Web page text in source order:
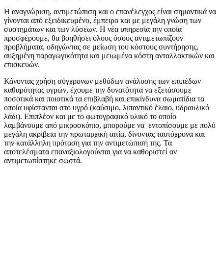
Η αναγνώριση, αντιμετώπιση και ο επανέλεγχος είναι σημαντικά να
γίνονται από εξειδικευμένο, έμπειρο και με μεγάλη γνώση των
συστημάτων και των λύσεων. Η νέα υπηρεσία την οποία
προσφέρουμε, θα βοηθήσει όλους όσους αντιμετωπίζουν
προβλήματα, οδηγώντας σε μείωση του κόστους συντήρησης,
αυξημένη παραγωγικότητα και μειωμένα κόστη ανταλλακτικών και
επισκευών.
Κάνοντας χρήση σύγχρονων μεθόδων ανάλυσης των επιπέδων
καθαρότητας υγρών, έχουμε την δυνατότητα να εξετάσουμε
ποσοτικά και ποιοτικά τα επιβλαβή και επικίνδυνα σωματίδια τα
οποία υφίστανται στο υγρό (καύσιμο, λιπαντικό έλαιο, υδραυλικό
λάδι). Επιπλέον και με το φωτογραφικό υλικό το οποίο
λαμβάνουμε από μικροσκόπιο, μπορούμε να εντοπίσουμε με πολύ
μεγάλη ακρίβεια την πρωταρχική αιτία, δίνοντας ταυτόχρονα και
την κατάλληλη πρόταση για την αντιμετώπισή της. Τα
αποτελέσματα επαναξιολογούνται για να καθοριστεί αν
αντιμετωπίστηκε σωστά.